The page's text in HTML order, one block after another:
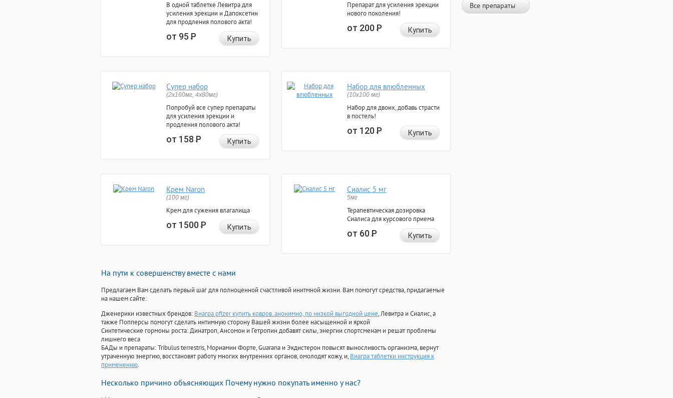
В одной таблетке Левитра для
усиления эрекции и Дапоксетин
для продления полового акта!
от 95Р Купить
Препарат для усиления эрекции
нового поколения!
от 200Р Купить
Супер набор
(2х160мг, 4х80мг)
Попробуй все супер препараты
для усиления эрекции и
продления полового акта!
от 158Р Купить
Набор для влюбленных
(10х100 мг)
Набор для двоих, добавь страсти
в постель!
от 120Р Купить
Крем Naron
(100 мг)
Крем для сужения влагалища
от 1500Р Купить
Сиалис 5 мг
5мг
Терапевтическая дозировка
Сиалиса для курсового приема
от 60Р Купить
На пути к совершенству вместе с нами
Предлагаем Вам сделать первый шаг для полноценной счастливой инитмной жизни. Вам помогут средства, придагаемые
на нашем сайте:
Дженерики известных брендов: Виагра pfizer купить ковров. анонимно, по низкой выгодной цене, Левитра и Сиалис, а
также Попперсы помогут сделать интимную сторону Вашей жизни более насыщенной и яркой
Синтетические гормоны роста: Динатроп, Ансомон и Гетропин добавят силы, энергии спортсменам и решат проблемы
лишнего веса
БАДы и препараты:Tribulus terrestris, Мориамин Форте, Guarana и Экдистерон повысят выносливость организма, вернут
утраченную энергию, восстановят работу многих внутренних органов, омолодят кожу, и, Виагра таблетки инструкция к
применению.
Несколько причино объясняющих Почему нужно покупать именно у нас?
Все препараты